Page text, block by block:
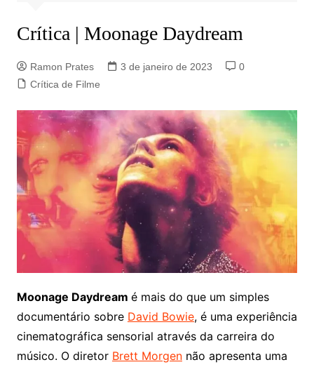
Crítica | Moonage Daydream
Ramon Prates 3 de janeiro de 2023
0
Crítica de Filme
Moonage Daydream é mais do que um simples
documentário sobre David Bowie, é uma experiência
cinematográfica sensorial através da carreira do
músico. O diretor Brett Morgennão apresenta uma